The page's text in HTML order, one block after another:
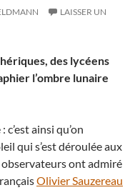
LAISSER UN
des lycéens
l’ombre lunaire
ainsi qu’on
qui s’est déroulée aux
observateurs ont admiré
Olivier Sauzereau